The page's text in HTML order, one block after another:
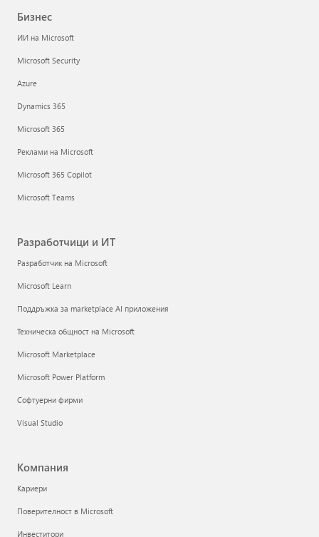
Бизнес
ИИ на Microsoft
Microsoft Security
Azure
Dynamics 365
Microsoft 365
Реклами на Microsoft
Microsoft 365 Copilot
Microsoft Teams
Разработчици и ИТ
Разработчик на Microsoft
Microsoft Learn
Поддръжка за marketplace AI приложения
Техническа общност на Microsoft
Microsoft Marketplace
Microsoft Power Platform
Софтуерни фирми
Visual Studio
Компания
Кариери
Поверителност в Microsoft
Инвеститори